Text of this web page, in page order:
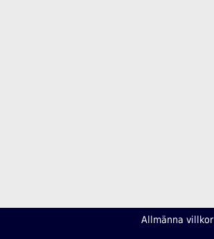
Allmänna villkor